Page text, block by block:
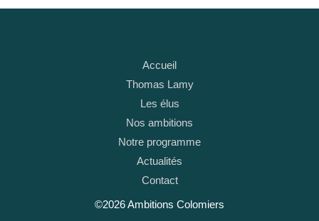
Accueil
Thomas Lamy
Les élus
Nos ambitions
Notre programme
Actualités
Contact
©2026 Ambitions Colomiers